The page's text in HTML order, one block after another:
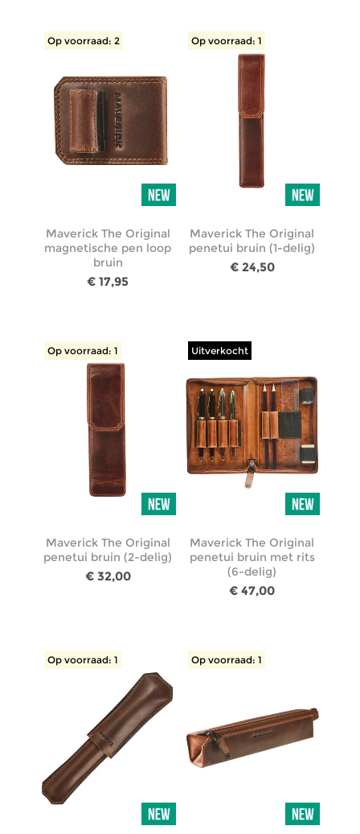
Op voorraad: 2
Maverick The Original
magnetische pen loop
bruin
€ 17,95
Op voorraad: 1
Maverick The Original
penetui bruin (1-delig)
€ 24,50
Op voorraad: 1
Maverick The Original
penetui bruin (2-delig)
€ 32,00
Uitverkocht
Maverick The Original
penetui bruin met rits
(6-delig)
€ 47,00
Op voorraad: 1 Op voorraad: 1